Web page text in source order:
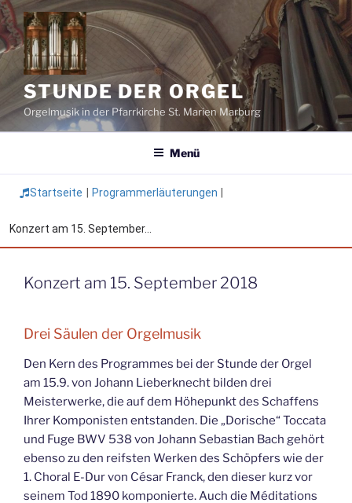
Zum
Inhalt
springen
STUNDE DER ORGEL
Orgelmusik in der Pfarrkirche St. Marien Marburg
Menü
Startseite Programmerläuterungen
Konzert am 15. September...
Konzert am 15. September 2018
Drei Säulen der Orgelmusik
Den Kern des Programmes bei der Stunde der Orgel
am 15.9. von Johann Lieberknecht bilden drei
Meisterwerke, die auf dem Höhepunkt des Schaffens
Ihrer Komponisten entstanden. Die „Dorische“ Toccata
und Fuge BWV 538 von Johann Sebastian Bach gehört
ebenso zu den reifsten Werken des Schöpfers wie der
1. Choral E-Dur von César Franck, den dieser kurz vor
seinem Tod 1890 komponierte. Auch die Méditations